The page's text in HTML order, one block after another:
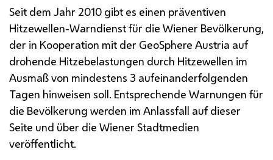
Seit dem Jahr 2010 gibt es einen präventiven
Hitzewellen-Warndienst für die Wiener Bevölkerung,
der in Kooperation mit der GeoSphere Austria auf
drohende Hitzebelastungen durch Hitzewellen im
Ausmaß von mindestens 3 aufeinanderfolgenden
Tagen hinweisen soll. Entsprechende Warnungen für
die Bevölkerung werden im Anlassfall auf dieser
Seite und über die Wiener Stadtmedien
veröffentlicht.